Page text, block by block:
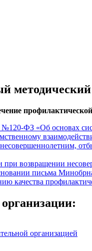
ФЗ «Об основах
возвращении
письма
качества
организацией